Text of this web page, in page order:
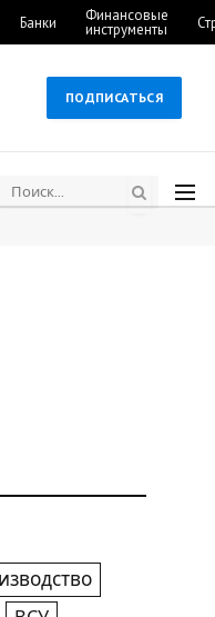
Банки Финансовые
инструменты
ПОДПИСАТЬСЯ